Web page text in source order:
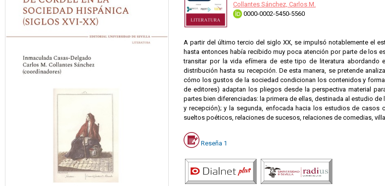
Collantes Sánchez, Carlos M.
0000-0002-5450-5560
A partir del último tercio del siglo XX, se impulsó notablemente el
hasta entonces había recibido muy poca atención por parte de los
transitar por la vida efímera de este tipo de literatura
distribución hasta su recepción. De esta manera, se pretende
cómo los gustos de la sociedad condicionan los contenidos y
de editores) adaptan los pliegos desde la perspectiva material
partes bien diferenciadas: la primera de ellas, destinada al estudio
y recepción); y la segunda, enfocada hacia los estudios de casos
sueltos poéticos, relaciones de sucesos, relaciones de comedias,
Reseña 1